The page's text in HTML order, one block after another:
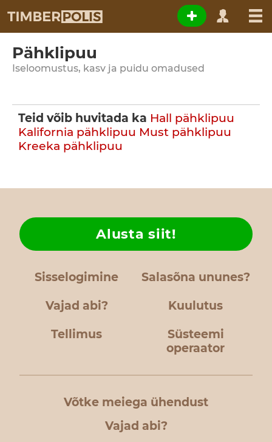
Pähklipuu
Iseloomustus, kasv ja puidu omadused
Teid võib huvitada ka Hall pähklipuu
Kalifornia pähklipuu Must pähklipuu
Kreeka pähklipuu
Sisselogimine Salasõna ununes?
Vajad abi?
Alusta siit!
Kuulutus
Tellimus
Süsteemi
operaator
Võtke meiega ühendust
Vajad abi?